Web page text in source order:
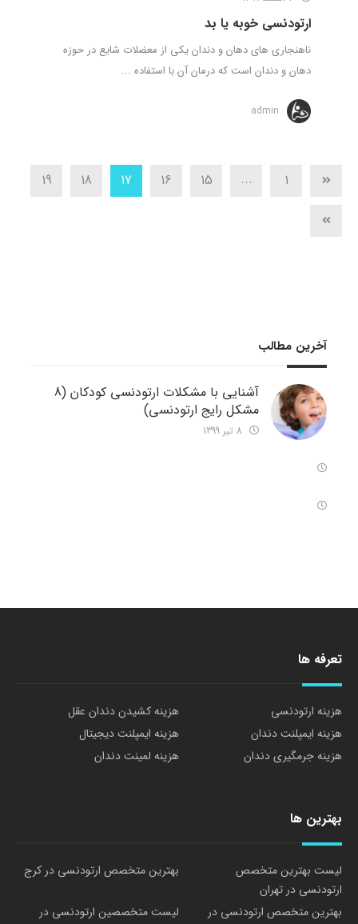
ارتودنسی خوبه یا بد
ناهنجاری های دهان و دندان یکی از معضلات شایع در حوزه
دهان و دندان است که درمان آن با استفاده ...
admin
1
...
15
16
17
18
19
آخرین مطالب
آشنایی با مشکلات ارتودنسی کودکان (8
مشکل رایج ارتودنسی)
تعرفه ها
هزینه ارتودنسی
هزینه کشیدن دندان عقل
هزینه ایمپلنت دندان
هزینه ایمپلنت دیجیتال
هزینه جرمگیری دندان
هزینه لمینت دندان
بهترین ها
لیست بهترین متخصص
ارتودنسی در تهران
بهترین متخصص ارتودنسی در کرج
بهترین متخصص ارتودنسی در
لیست متخصصین ارتودنسی در